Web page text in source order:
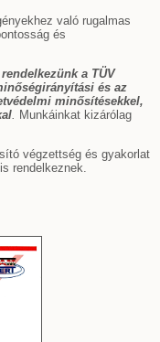
való rugalmas
és
rendelkezünk a TÜV
és az
minősítésekkel,
. Munkáinkat kizárólag
végzettség és gyakorlat
rendelkeznek.